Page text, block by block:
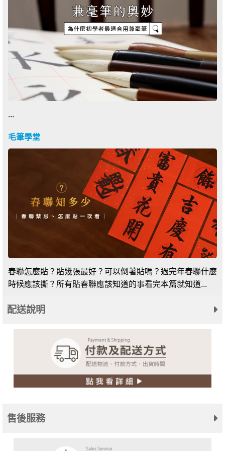
...
毛筆學堂
春聯怎麼貼？貼幾張最好？可以倒著貼嗎？過完年春聯什麼
時候應該撕？所有貼春聯應該知道的事看完本篇就知道...
配送說明
售後服務